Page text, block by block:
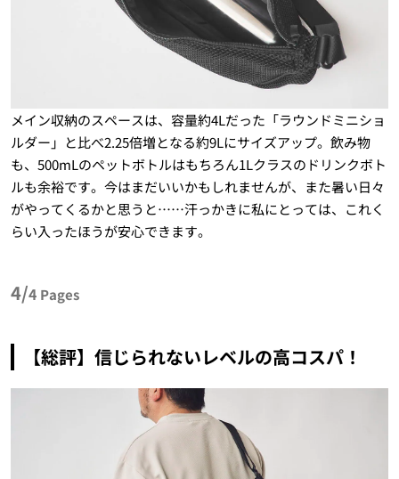
メイン収納のスペースは、容量約4Lだった「ラウンドミニショ
ルダー」と比べ2.25倍増となる約9Lにサイズアップ。飲み物
も、500mLのペットボトルはもちろん1Lクラスのドリンクボト
ルも余裕です。今はまだいいかもしれませんが、また暑い日々
がやってくるかと思うと……汗っかきに私にとっては、これく
らい入ったほうが安心できます。
4/4 Pages
【総評】信じられないレベルの高コスパ！